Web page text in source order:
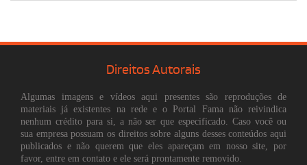
Direitos Autorais
Algumas imagens e vídeos aqui presentes são reproduções de
materiais já existentes na rede e o Portal Fama não reivindica
nenhum crédito para si, a não ser que especificado. Caso você ou
sua empresa possuam os direitos sobre alguns desses conteúdos aqui
publicados e não querem que eles apareçam em nosso site, por
favor, entre em contato e ele será prontamente removido.